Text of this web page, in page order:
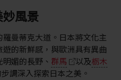
風景
曼蒂克大道。日本將文化主
的新鮮感，與歐洲具有異曲
媚的長野、 群馬 以及栃木
調深入探索日本之美。